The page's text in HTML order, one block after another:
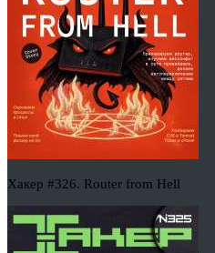
Хакер #326. Router from Hell